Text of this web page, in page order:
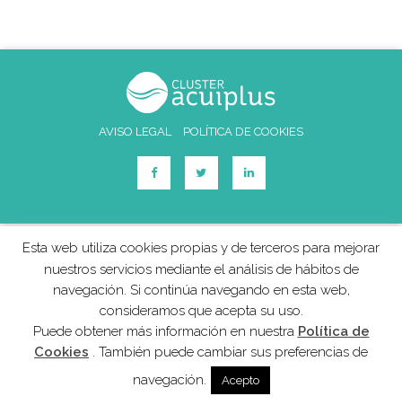
AVISO LEGAL POLÍTICA DE COOKIES
Esta web utiliza cookies propias y de terceros para mejorar
nuestros servicios mediante el análisis de hábitos de
navegación. Si continúa navegando en esta web,
consideramos que acepta su uso.
Puede obtener más información en nuestra Política de
Cookies . También puede cambiar sus preferencias de
navegación.
Acepto